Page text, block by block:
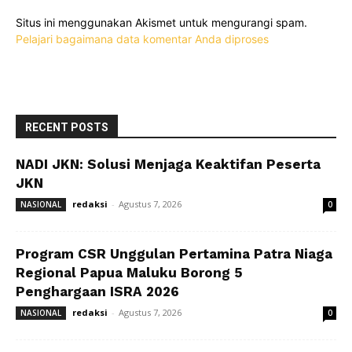
Situs ini menggunakan Akismet untuk mengurangi spam.
Pelajari bagaimana data komentar Anda diproses
RECENT POSTS
NADI JKN: Solusi Menjaga Keaktifan Peserta
JKN
NASIONAL redaksi - Agustus 7, 2026 0
Program CSR Unggulan Pertamina Patra Niaga
Regional Papua Maluku Borong 5
Penghargaan ISRA 2026
NASIONAL redaksi - Agustus 7, 2026 0